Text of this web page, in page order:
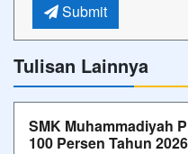
Submit
Tulisan Lainnya
SMK Muhammadiyah
100 Persen Tahun 2026